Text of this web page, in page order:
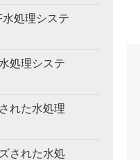
処理システ
処理システ
れた水処理
された水処